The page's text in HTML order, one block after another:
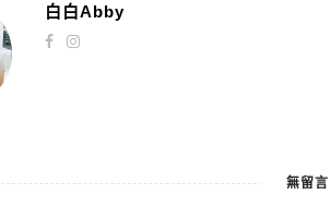
白白Abby
無留言